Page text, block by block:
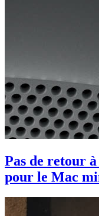
Pas de retour
pour le Mac